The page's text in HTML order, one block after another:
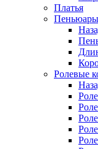
Платья
Пеньюары
Ролевые